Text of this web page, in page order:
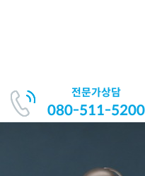
전문가상담
080-511-5200